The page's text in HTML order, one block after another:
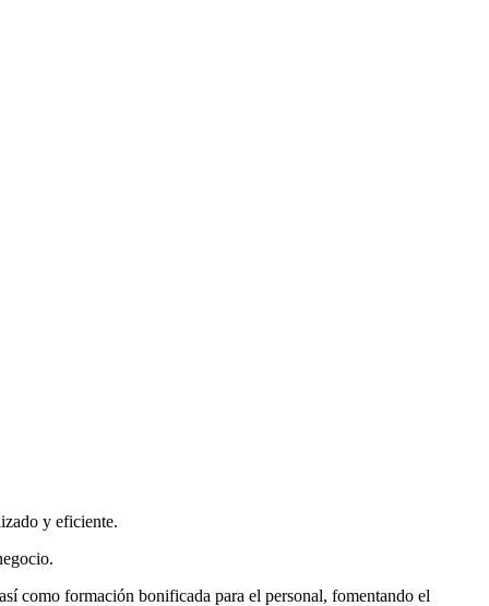
y eficiente.
como formación bonificada para el personal, fomentando el